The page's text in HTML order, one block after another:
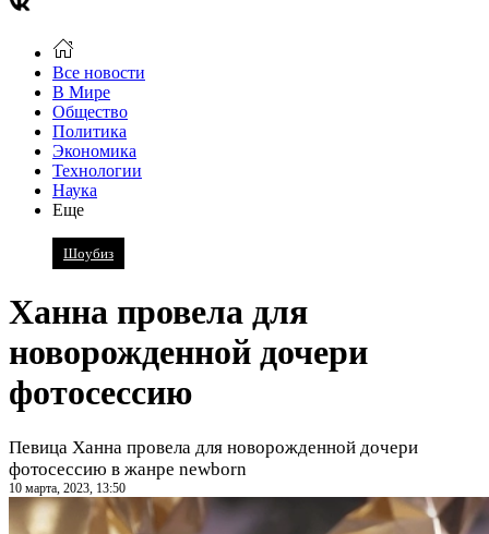
Все новости
В Мире
Общество
Политика
Экономика
Технологии
Наука
Еще
Шоубиз
Ханна провела для
новорожденной дочери
фотосессию
Певица Ханна провела для новорожденной дочери
фотосессию в жанре newborn
10 марта, 2023, 13:50